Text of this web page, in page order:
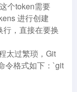
个token需要
进行创建
，直接在要换
太过繁琐，Git
令格式如下：`git